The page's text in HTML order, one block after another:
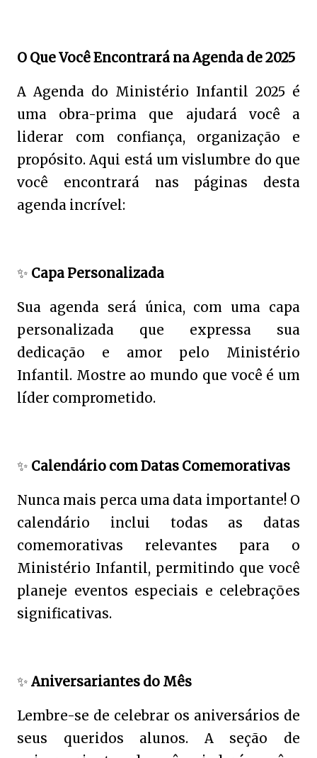
O Que Você Encontrará na Agenda de 2025
A Agenda do Ministério Infantil 2025 é
uma obra-prima que ajudará você a
liderar com confiança, organização e
propósito. Aqui está um vislumbre do que
você encontrará nas páginas desta
agenda incrível:
✨ Capa Personalizada
Sua agenda será única, com uma capa
personalizada que expressa sua
dedicação e amor pelo Ministério
Infantil. Mostre ao mundo que você é um
líder comprometido.
✨ Calendário com Datas Comemorativas
Nunca mais perca uma data importante! O
calendário inclui todas as datas
comemorativas relevantes para o
Ministério Infantil, permitindo que você
planeje eventos especiais e celebrações
significativas.
✨ Aniversariantes do Mês
Lembre-se de celebrar os aniversários de
seus queridos alunos. A seção de